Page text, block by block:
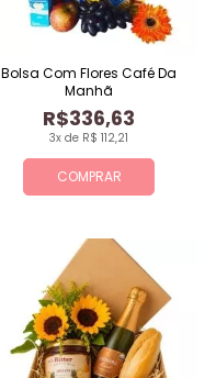
COMPRAR
3x de R$ 112,21
R$336,63
Bolsa Com Flores Café Da
Manhã